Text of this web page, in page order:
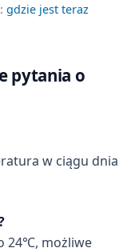
gdzie jest teraz
pytania o
w ciągu dnia
24℃, możliwe